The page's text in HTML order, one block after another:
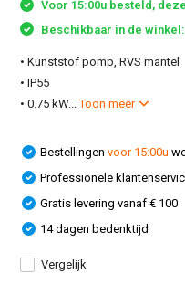
Voor 15:00u besteld,
Beschikbaar in de
• Kunststof pomp, RVS mantel
• IP55
• 0.75 kW...Toon meer
Bestellingenvoor 15:00u
Professionele
Gratis levering vanaf € 100
14 dagen bedenktijd
Vergelijk